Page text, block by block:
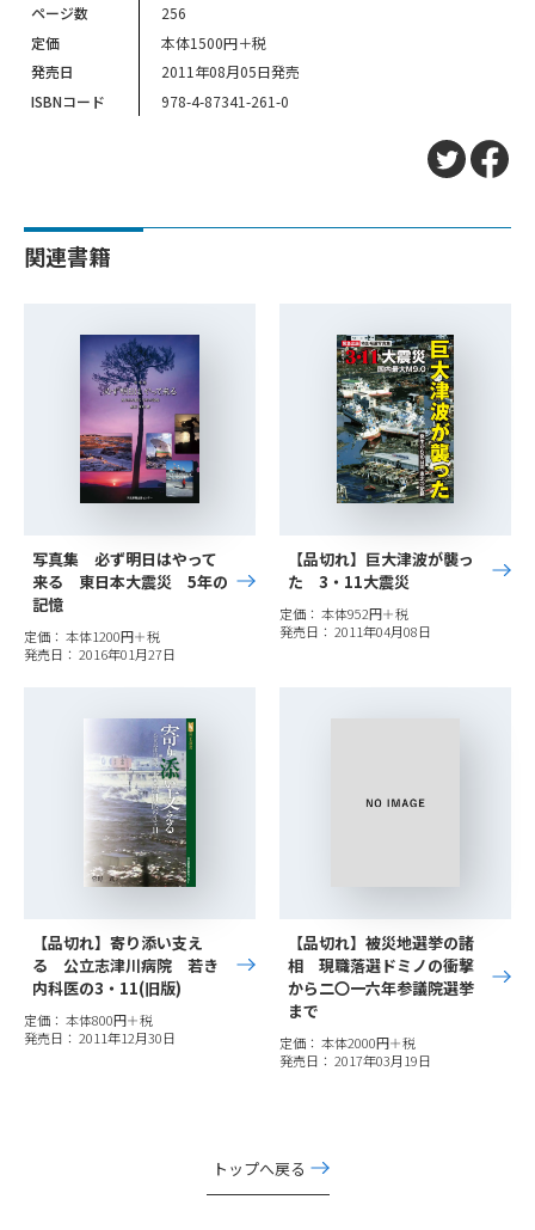
ページ数
256
定価
本体1500円＋税
発売日
2011年08月05日発売
ISBNコード
978-4-87341-261-0
関連書籍
写真集 必ず明日はやって
来る 東日本大震災 5年の
記憶
定価： 本体1200円＋税
発売日： 2016年01月27日
【品切れ】巨大津波が襲っ
た 3・11大震災
定価： 本体952円＋税
発売日： 2011年04月08日
【品切れ】寄り添い支え
る 公立志津川病院 若き
内科医の3・11(旧版)
定価： 本体800円＋税
発売日： 2011年12月30日
【品切れ】被災地選挙の諸
相 現職落選ドミノの衝撃
から二〇一六年参議院選挙
まで
定価： 本体2000円＋税
発売日： 2017年03月19日
トップへ戻る